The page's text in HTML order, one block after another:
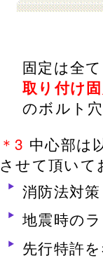
固定は全て
取り付け
のボルト
＊3 中心部は
させて頂いて
消防法対策
地震時の
先行特許